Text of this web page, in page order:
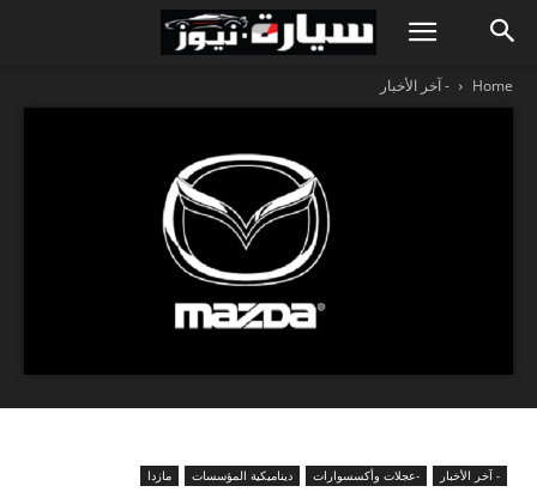
Home - آخر الأخبار
- آخر الأخبار -عجلات وأكسسوارات ديناميكية المؤسسات مازدا